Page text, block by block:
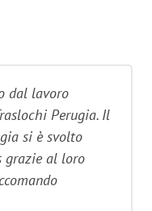
dal lavoro
Perugia. Il
si è svolto
grazie al loro